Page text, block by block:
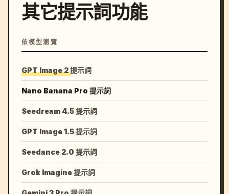
其它提示詞功能
依模型瀏覽
GPT Image 2 提示詞
Nano Banana Pro 提示詞
Seedream 4.5 提示詞
GPT Image 1.5 提示詞
Seedance 2.0 提示詞
Grok Imagine 提示詞